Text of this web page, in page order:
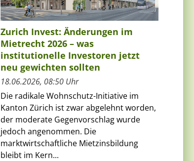
Zurich Invest: Änderungen im
Mietrecht 2026 – was
institutionelle Investoren jetzt
neu gewichten sollten
18.06.2026, 08:50 Uhr
Die radikale Wohnschutz-Initiative im
Kanton Zürich ist zwar abgelehnt worden,
der moderate Gegenvorschlag wurde
jedoch angenommen. Die
marktwirtschaftliche Mietzinsbildung
bleibt im Kern...